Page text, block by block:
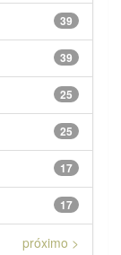
39
39
25
25
17
17
próximo >